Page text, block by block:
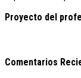
Proyecto del
Comentarios